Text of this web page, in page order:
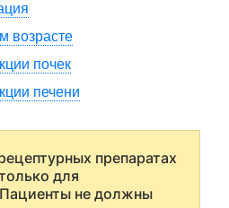
возрасте
почек
печени
препаратах
для
не должны